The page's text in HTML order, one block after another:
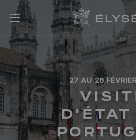
menu Retour à
27 AU 28
D'ÉTAT
Panneau de gestion des cookies